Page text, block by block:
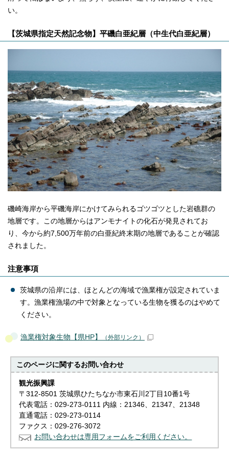
い。
【茨城県指定天然記念物】平磯白亜紀層（中生代白亜紀層）
磯崎海岸から平磯海岸にかけてみられるゴツゴツとした岩礁群の
地層です。この地層からはアンモナイトの化石が発見されてお
り、今から約7,500万年前の白亜紀終末期の地層であることが確認
されました。
注意事項
茨城県の沿岸には、ほとんどの海域で漁業権が設定されていま
す。漁業権漁場の中で対象となっている生物を獲るのはやめて
ください。
漁業権対象生物【県HP】 （外部リンク）
このページに関するお問い合わせ
観光振興課
〒312-8501 茨城県ひたちなか市東石川2丁目10番1号
代表電話：029-273-0111 内線：21346、21347、21348
直通電話：029-273-0114
ファクス：029-276-3072
お問い合わせは専用フォームをご利用ください。